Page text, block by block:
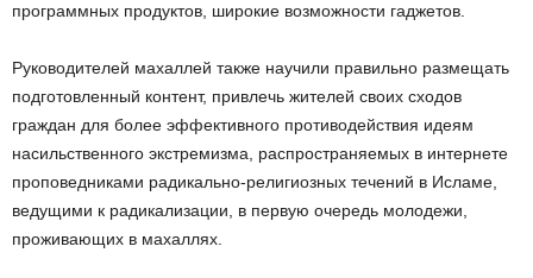
программных продуктов, широкие возможности гаджетов.
Руководителей махаллей также научили правильно размещать
подготовленный контент, привлечь жителей своих сходов
граждан для более эффективного противодействия идеям
насильственного экстремизма, распространяемых в интернете
проповедниками радикально-религиозных течений в Исламе,
ведущими к радикализации, в первую очередь молодежи,
проживающих в махаллях.